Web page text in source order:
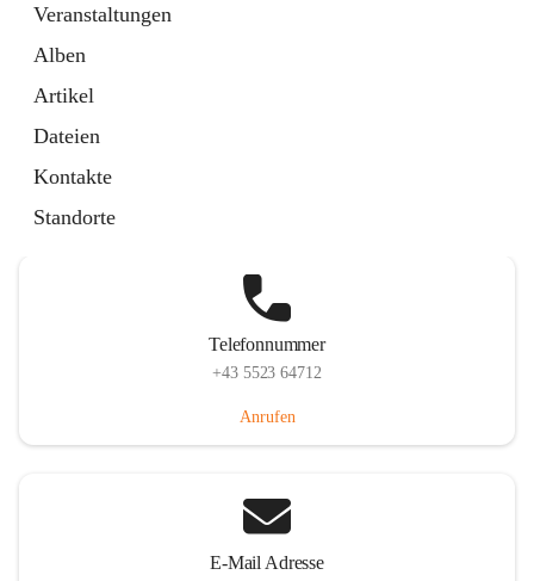
Veranstaltungen
Alben
Artikel
Dateien
Kontakte
Standorte
Telefonnummer
+43 5523 64712
Anrufen
E-Mail Adresse